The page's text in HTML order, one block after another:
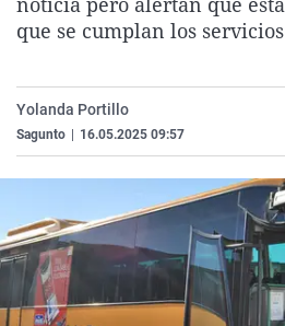
que se cumplan los
Yolanda Portillo
Sagunto 16.05.2025 09:57